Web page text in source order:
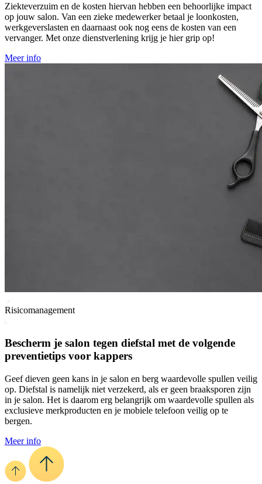
Ziekteverzuim en de kosten hiervan hebben een behoorlijke impact
op jouw salon. Van een zieke medewerker betaal je loonkosten,
werkgeverslasten en daarnaast ook nog eens de kosten van een
vervanger. Met onze dienstverlening krijg je hier grip op!
Meer info
Risicomanagement
Bescherm je salon tegen diefstal met de volgende
preventietips voor kappers
Geef dieven geen kans in je salon en berg waardevolle spullen veilig
op. Diefstal is namelijk niet verzekerd, als er geen braaksporen zijn
in je salon. Het is daarom erg belangrijk om waardevolle spullen als
exclusieve merkproducten en je mobiele telefoon veilig op te
bergen.
Meer info